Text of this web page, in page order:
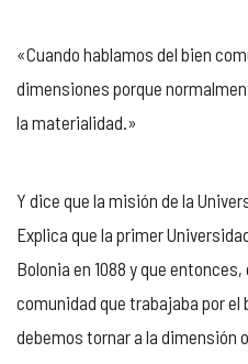
«Cuando hablamos del bien
dimensiones porque
la materialidad.»
Y dice que la misión de la
Explica que la primer
Bolonia en 1088 y que
comunidad que trabajaba por
debemos tornar a la dimensión